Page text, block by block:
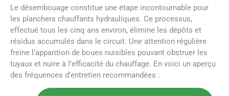
Le désembouage constitue une étape incontournable pour
les planchers chauffants hydrauliques. Ce processus,
effectué tous les cinq ans environ, élimine les dépôts et
résidus accumulés dans le circuit. Une attention régulière
freine l’apparition de boues nuisibles pouvant obstruer les
tuyaux et nuire à l’efficacité du chauffage. En voici un aperçu
des fréquences d’entretien recommandées :